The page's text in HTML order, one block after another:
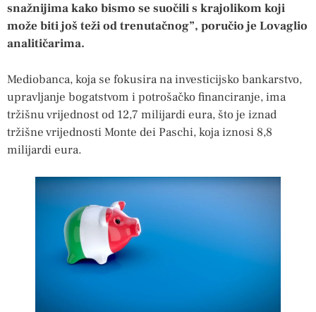
snažnijima kako bismo se suočili s krajolikom koji
može biti još teži od trenutačnog”, poručio je Lovaglio
analitičarima.
Mediobanca, koja se fokusira na investicijsko bankarstvo,
upravljanje bogatstvom i potrošačko financiranje, ima
tržišnu vrijednost od 12,7 milijardi eura, što je iznad
tržišne vrijednosti Monte dei Paschi, koja iznosi 8,8
milijardi eura.